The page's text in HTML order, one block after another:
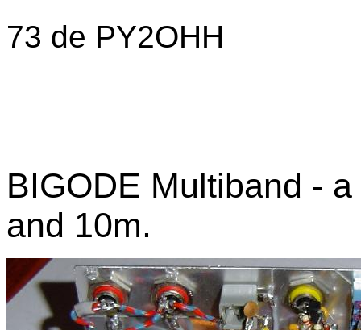
73 de PY2OHH
BIGODE Multiband -
and 10m.